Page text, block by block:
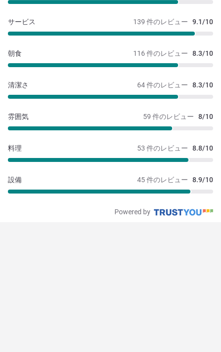
139 件のレビュー 9.1/10
サービス
116 件のレビュー 8.3/10
朝食
64 件のレビュー 8.3/10
清潔さ
59 件のレビュー 8/10
雰囲気
53 件のレビュー 8.8/10
料理
45 件のレビュー 8.9/10
設備
Powered by